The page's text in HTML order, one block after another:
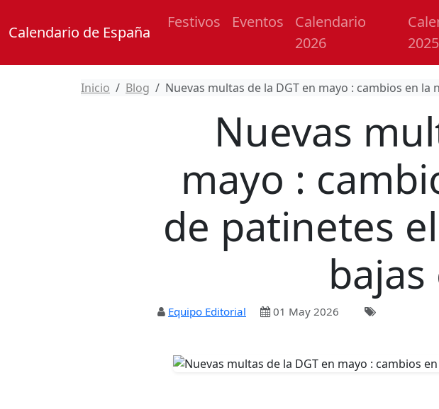
Calendario de España
Festivos Eventos
Calendario
2026
2025
Inicio Blog Nuevas multas de la DGT en mayo : cambios en
Nuevas
mayo :
de patinetes
Equipo Editorial 01 May 2026